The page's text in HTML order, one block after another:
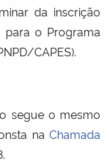
da inscrição
o Programa
CAPES).
segue o mesmo
na Chamada